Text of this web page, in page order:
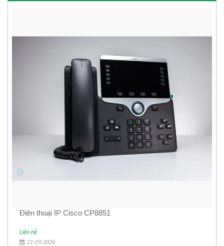
Điện thoại IP Cisco CP8851
Liên hệ
21-03-2026